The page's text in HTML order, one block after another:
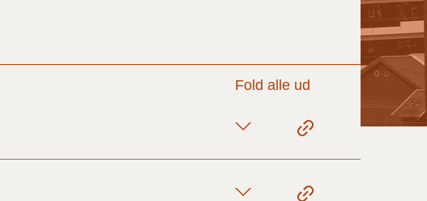
Fold alle ud